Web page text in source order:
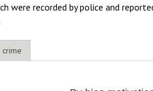
were recorded by police and